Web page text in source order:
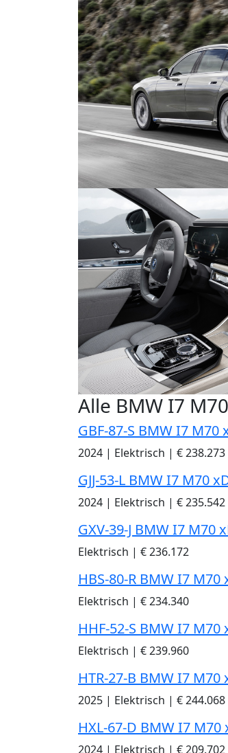
Alle BMW I7
GBF-87-S BMW I7 M70
2024 | Elektrisch | € 238.273
GJJ-53-L BMW I7 M70
2024 | Elektrisch | € 235.542
GXV-39-J BMW I7 M70
Elektrisch | € 236.172
HBS-80-R BMW I7 M70
Elektrisch | € 234.340
HHF-52-S BMW I7 M70
Elektrisch | € 239.960
HTR-27-B BMW I7 M70
2025 | Elektrisch | € 244.068
HXL-67-D BMW I7 M70
2024 | Elektrisch | € 209.702